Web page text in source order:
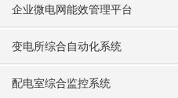
企业微电网能效管理平台
变电所综合自动化系统
配电室综合监控系统